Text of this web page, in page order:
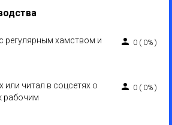
регулярным хамством и
0 ( 0% )
читал в соцсетях о
рабочим
0 ( 0% )